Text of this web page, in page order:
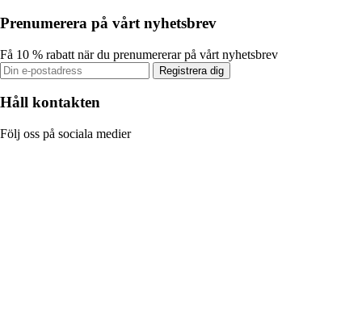
Prenumerera på vårt nyhetsbrev
Få 10 % rabatt när du prenumererar på vårt nyhetsbrev
Registrera dig
Håll kontakten
Följ oss på sociala medier